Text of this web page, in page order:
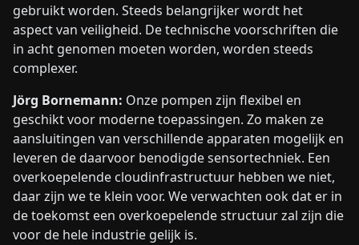
gebruikt worden. Steeds belangrijker wordt het
aspect van veiligheid. De technische voorschriften die
in acht genomen moeten worden, worden steeds
complexer.
Jörg Bornemann: Onze pompen zijn flexibel en
geschikt voor moderne toepassingen. Zo maken ze
aansluitingen van verschillende apparaten mogelijk en
leveren de daarvoor benodigde sensortechniek. Een
overkoepelende cloudinfrastructuur hebben we niet,
daar zijn we te klein voor. We verwachten ook dat er in
de toekomst een overkoepelende structuur zal zijn die
voor de hele industrie gelijk is.